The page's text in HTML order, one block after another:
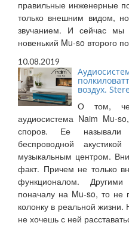
правильные инженерные
только внешним видом,
звучанием. И сейчас мы
новенький Mu-so второго
10.08.2019
воздух.
О том,
аудиосистема Naim Mu-
споров. Ее называли
беспроводной
музыкальным центром.
факт. Причем не только
функционалом.
поначалу на Mu-so, то не
колонку в реальной жизни.
не хочешь с ней